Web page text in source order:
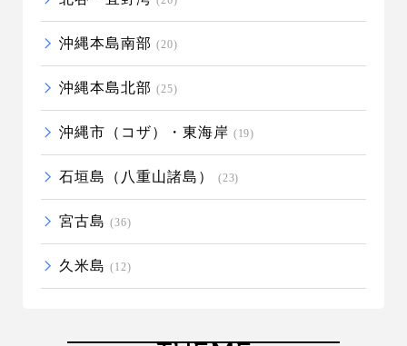
沖縄本島南部 (20)
沖縄本島北部 (25)
沖縄市（コザ）・東海岸 (19)
石垣島（八重山諸島） (23)
宮古島 (36)
久米島 (12)